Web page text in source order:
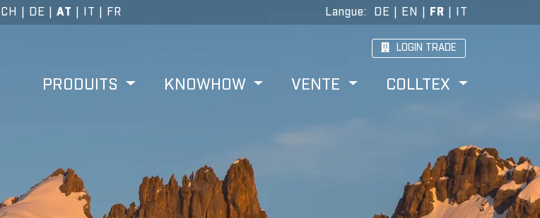
CH DE AT IT FR Langue: DE EN FR IT
LOGIN TRADE
PRODUITS KNOWHOW VENTE COLLTEX